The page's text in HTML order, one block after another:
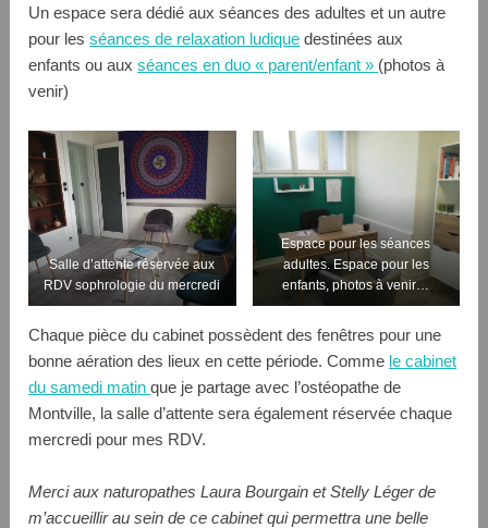
Un espace sera dédié aux séances des adultes et un autre
pour lesséances de relaxation ludique destinées aux
enfants ou auxséances en duo « parent/enfant » (photos à
venir)
Salle d’attente réservée aux
RDV sophrologie du mercredi
Espace pour les séances
adultes. Espace pour les
enfants, photos à venir…
Chaque pièce du cabinet possèdent des fenêtres pour une
bonne aération des lieux en cette période. Comme le cabinet
du samedi matinque je partage avec l’ostéopathe de
Montville, la salle d’attente sera également réservée chaque
mercredi pour mes RDV.
Merci aux naturopathes Laura Bourgain et Stelly Léger de
m’accueillir au sein de ce cabinet qui permettra une belle